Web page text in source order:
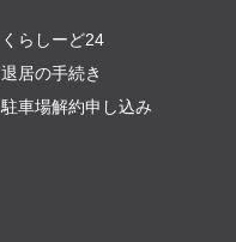
くらしーど24
退居の手続き
駐車場解約申し込み